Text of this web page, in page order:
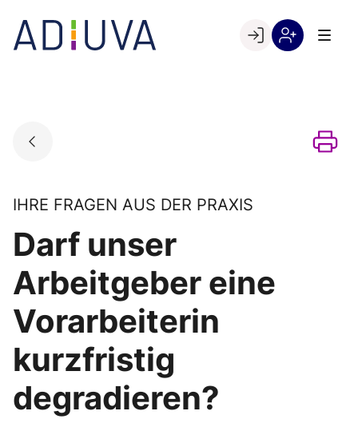
content
Go to landing page.
IHRE FRAGEN AUS DER PRAXIS
Darf unser
Arbeitgeber eine
Vorarbeiterin
kurzfristig
degradieren?